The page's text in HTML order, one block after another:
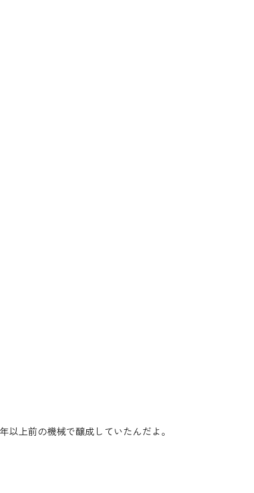
以上前の機械で醸成していたんだよ。